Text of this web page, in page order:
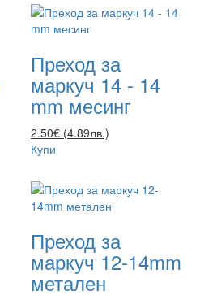
Преход за
маркуч 14 - 14
mm месинг
2.50€ (4.89лв.)
Купи
Преход за
маркуч 12-14mm
метален